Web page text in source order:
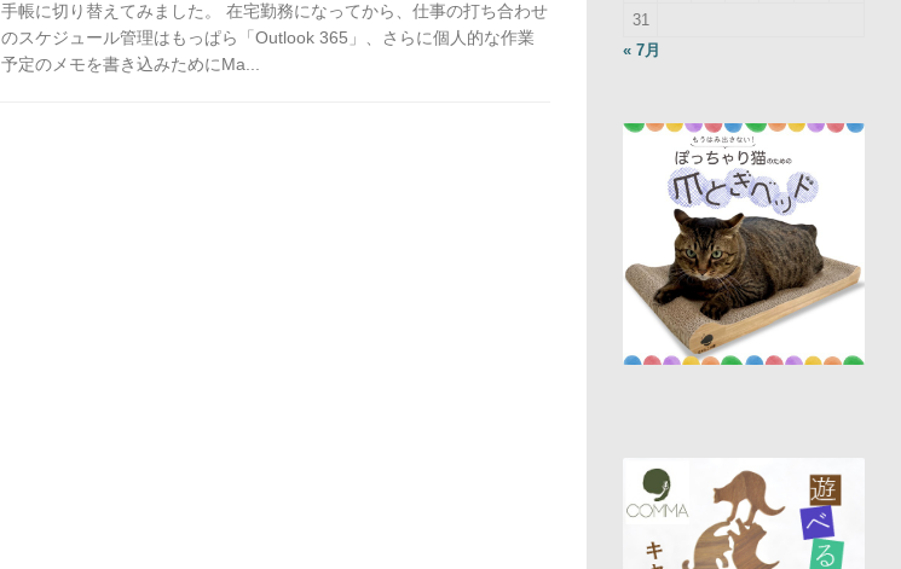
手帳に切り替えてみました。 在宅勤務になってから、仕事の打ち合わせ
のスケジュール管理はもっぱら「Outlook 365」、さらに個人的な作業
予定のメモを書き込みためにMa...
31
« 7月